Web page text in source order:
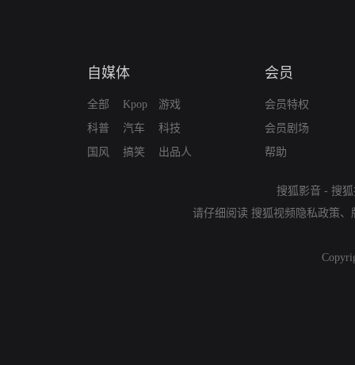
自媒体
全部
科普
国风
Kpop
汽车
搞笑
游戏
科技
出品人
会员
会员特权
会员剧场
帮助
搜狐影音 - 搜
请仔细阅读 搜狐视频隐私政策、